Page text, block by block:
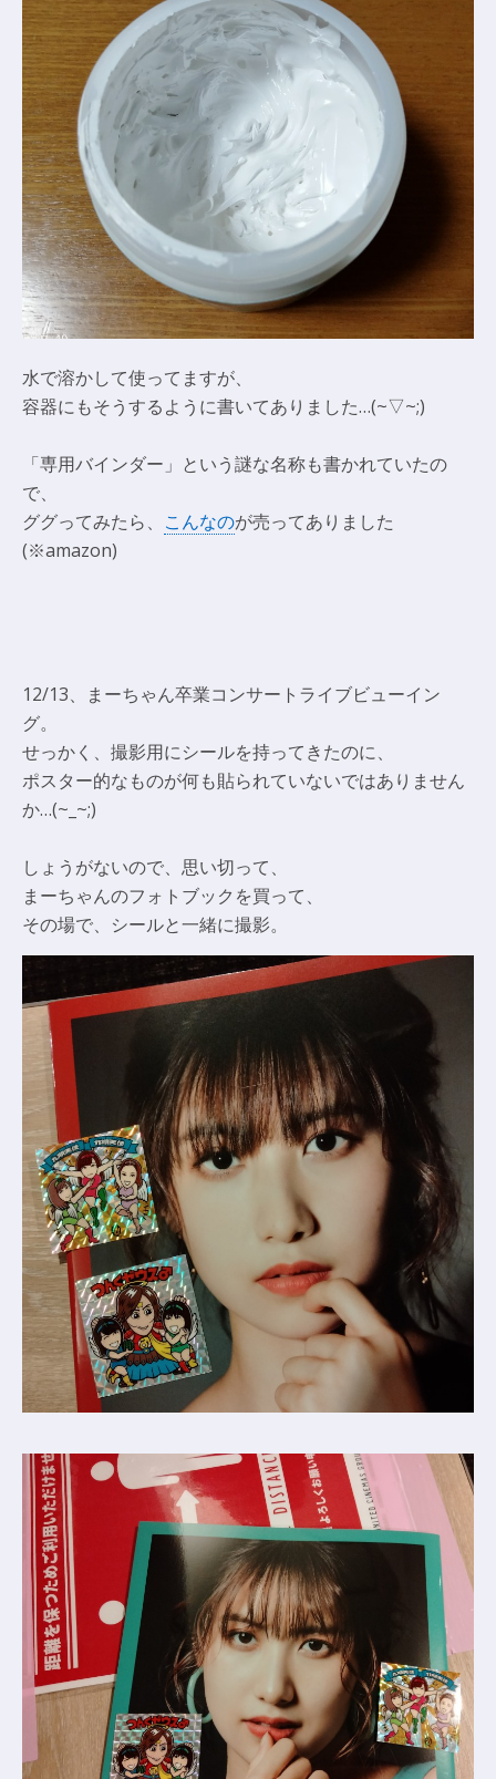
水で溶かして使ってますが、
容器にもそうするように書いてありました…(~▽~;)
「専用バインダー」という謎な名称も書かれていたの
で、
ググってみたら、 こんなのが売ってありました
(※amazon)
12/13、まーちゃん卒業コンサートライブビューイン
グ。
せっかく、撮影用にシールを持ってきたのに、
ポスター的なものが何も貼られていないではありません
か…(~_~;)
しょうがないので、思い切って、
まーちゃんのフォトブックを買って、
その場で、シールと一緒に撮影。